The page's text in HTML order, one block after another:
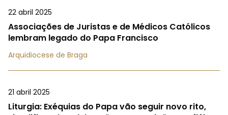
22 abril 2025
Associações de Juristas e de Médicos Católicos
lembram legado do Papa Francisco
Arquidiocese de Braga
21 abril 2025
Liturgia: Exéquias do Papa vão seguir novo rito,